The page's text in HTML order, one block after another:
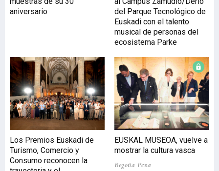
aniversario
del Parque Tecnológico de
Euskadi con el talento
musical de personas del
ecosistema Parke
Los Premios Euskadi de
Turismo, Comercio y
Consumo reconocen la
EUSKAL MUSEOA, vuelve a
mostrar la cultura vasca
Begoña Pena